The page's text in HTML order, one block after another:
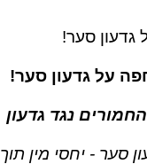
סער!
על גדעון סער!
נגד גדעון
סער - יחסי מין תוך